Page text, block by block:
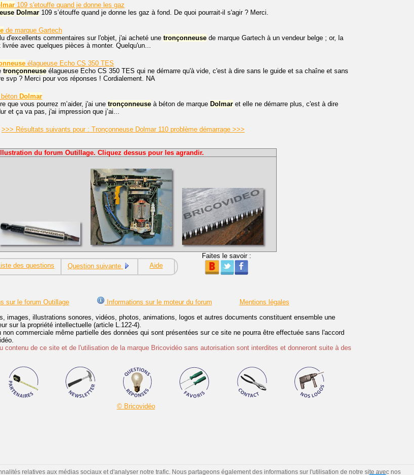
109 s'etouffe quand je donne les gaz
Dolmar 109 s’étouffe quand je donne les gaz à fond. De quoi pourrait-il s'agir ? Merci.
de marque Gartech
d'excellents commentaires sur l'objet, j'ai acheté une tronçonneuse de marque Gartech à un vendeur belge ; or, la
avec quelques pièces à monter. Quelqu'un...
élagueuse Echo CS 350 TES
tronçonneuse élagueuse Echo CS 350 TES qui ne démarre qu'à vide, c'est à dire sans le guide et sa chaîne et sans
svp ? Merci pour vos réponses ! Cordialement. NA
Dolmar
que vous pourrez m’aider, j'ai une tronçonneuse à béton de marque Dolmar et elle ne démarre plus, c'est à dire
et ça va pas, j'ai impression que j’ai...
>>> Résultats suivants pour : Tronçonneuse Dolmar 110 problème démarrage >>>
du forum Outillage. Cliquez dessus pour les agrandir.
Liste des questions Question suivante Aide
Faites le savoir :
sur le forum Outillage Informations sur le moteur du forum
Mentions légales
images, illustrations sonores, vidéos, photos, animations, logos et autres documents constituent ensemble une
sur la propriété intellectuelle (article L.122-4).
commerciale même partielle des données qui sont présentées sur ce site ne pourra être effectuée sans l'accord
contenu de ce site et de l'utilisation de la marque Bricovidéo sans autorisation sont interdites et donneront suite à des
© Bricovidéo
relatives aux médias sociaux et d'analyser notre trafic. Nous partageons également des informations sur l'utilisation de notre site avec nos